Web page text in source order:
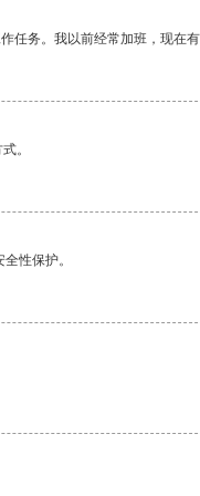
务。我以前经常加班，现在
。
性保护。